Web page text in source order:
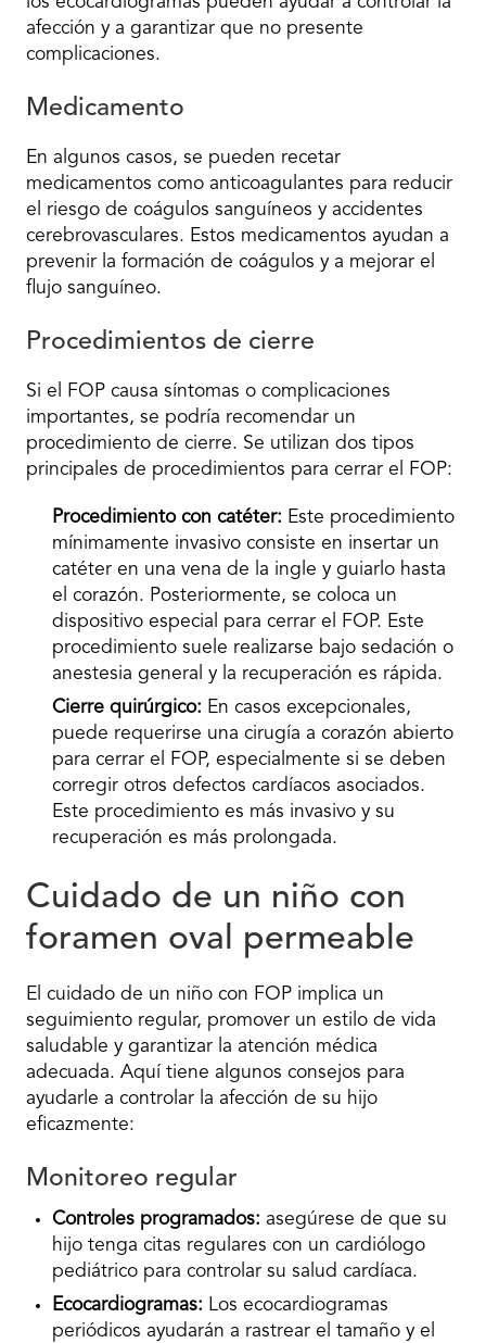
afección y a garantizar que no presente
complicaciones.
Medicamento
En algunos casos, se pueden recetar
medicamentos como anticoagulantes para reducir
el riesgo de coágulos sanguíneos y accidentes
cerebrovasculares. Estos medicamentos ayudan a
prevenir la formación de coágulos y a mejorar el
flujo sanguíneo.
Procedimientos de cierre
Si el FOP causa síntomas o complicaciones
importantes, se podría recomendar un
procedimiento de cierre. Se utilizan dos tipos
principales de procedimientos para cerrar el FOP:
Procedimiento con catéter: Este procedimiento
mínimamente invasivo consiste en insertar un
catéter en una vena de la ingle y guiarlo hasta
el corazón. Posteriormente, se coloca un
dispositivo especial para cerrar el FOP. Este
procedimiento suele realizarse bajo sedación o
anestesia general y la recuperación es rápida.
Cierre quirúrgico: En casos excepcionales,
puede requerirse una cirugía a corazón abierto
para cerrar el FOP, especialmente si se deben
corregir otros defectos cardíacos asociados.
Este procedimiento es más invasivo y su
recuperación es más prolongada.
Cuidado de un niño con
foramen oval permeable
El cuidado de un niño con FOP implica un
seguimiento regular, promover un estilo de vida
saludable y garantizar la atención médica
adecuada. Aquí tiene algunos consejos para
ayudarle a controlar la afección de su hijo
eficazmente:
Monitoreo regular
Controles programados: asegúrese de que su
hijo tenga citas regulares con un cardiólogo
pediátrico para controlar su salud cardíaca.
Ecocardiogramas: Los ecocardiogramas
periódicos ayudarán a rastrear el tamaño y el